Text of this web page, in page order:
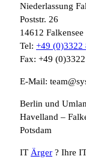
Niederlassung
Poststr. 26
14612 Falkensee
Tel: +49 (0)3322
Fax: +49
E-Mail:
Berlin und
Havelland –
Potsdam
IT Ärger ? Ihre